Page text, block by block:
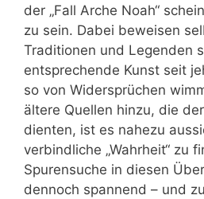
der „Fall Arche Noah“
zu sein. Dabei beweisen
Traditionen und Legenden
entsprechende Kunst seit
so von Widersprüchen
ältere Quellen hinzu, die
dienten, ist es nahezu
verbindliche „Wahrheit“ zu
Spurensuche in diesen
dennoch spannend – und